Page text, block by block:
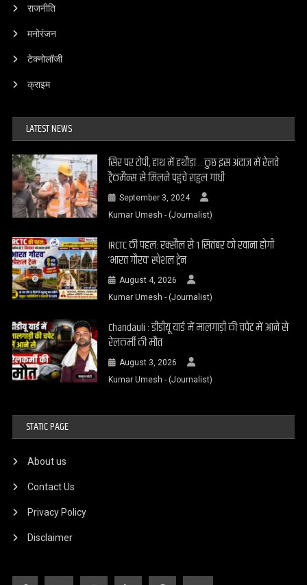
राजनीति
मनोरंजन
टेक्नोलॉजी
क्राइम
LATEST NEWS
सिर पर टोपी, हाथ में हथौड़ा… कुछ इस अंदाज में रेलवे
ट्रैकमैन्स से मिलने पहुंचे राहुल गांधी
September 3, 2024
Kumar Umesh - (Journalist)
IRCTC की पहल: रक्सौल से 1 सितंबर को रवाना होगी
‘भारत गौरव’ स्पेशल ट्रेन
August 4, 2026
Kumar Umesh - (Journalist)
Chandauli : डीडीयू यार्ड में मालगाड़ी की चपेट में आने से
रेलकर्मी की मौत
August 3, 2026
Kumar Umesh - (Journalist)
STATIC PAGE
About us
Contact Us
Privacy Policy
Disclaimer